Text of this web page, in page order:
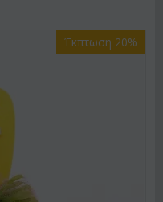
Έκπτωση 20%